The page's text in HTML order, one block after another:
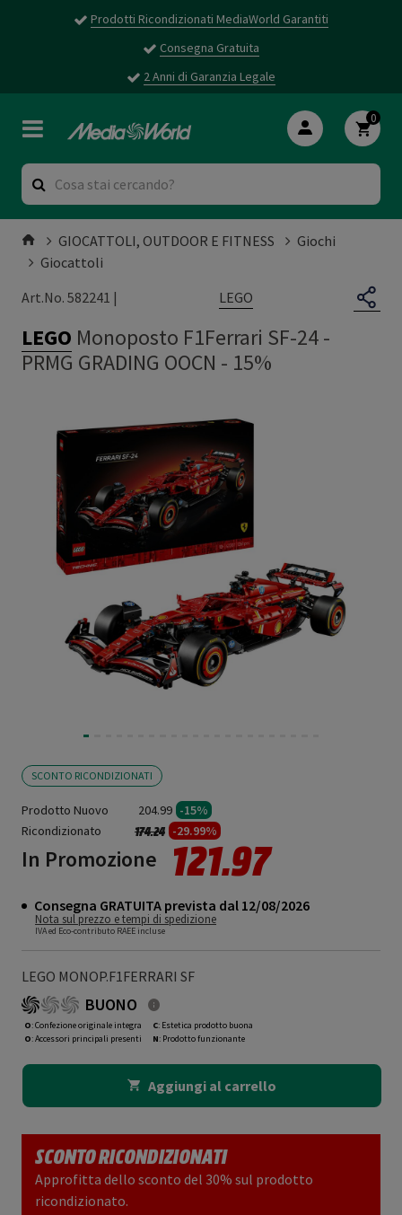
Prodotti Ricondizionati MediaWorld Garantiti
Consegna Gratuita
2 Anni di Garanzia Legale
0
GIOCATTOLI, OUTDOOR E FITNESS
Giochi
Giocattoli
Art.No. 582241 |
LEGO
LEGO Monoposto F1Ferrari SF-24-
PRMG GRADING OOCN - 15%
SCONTO RICONDIZIONATI
Prodotto Nuovo 204.99 -15%
Ricondizionato
Prezzo ridotto da
174.24a -29.99%
In Promozione 121.97
Consegna GRATUITA prevista dal 12/08/2026
Nota sul prezzo e tempi di spedizione
IVA ed Eco-contributo RAEE incluse
LEGO MONOP.F1FERRARI SF
BUONO
O: Confezione originale integra
O: Accessori principali presenti
C: Estetica prodotto buona
N: Prodotto funzionante
Aggiungi al carrello
SCONTO RICONDIZIONATI
Approfitta dello sconto del 30% sul prodotto
ricondizionato.